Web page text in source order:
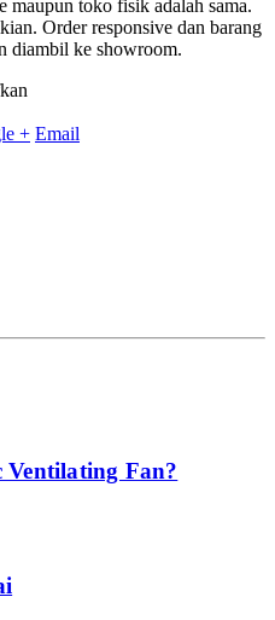
maupun toko fisik adalah sama.
Order responsive dan barang
diambil ke showroom.
Kipas
+ Email
Ventilating Fan?